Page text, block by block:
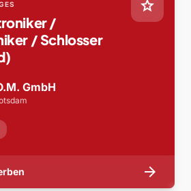
star
/
/ Schlosser
GmbH
arrow_forward